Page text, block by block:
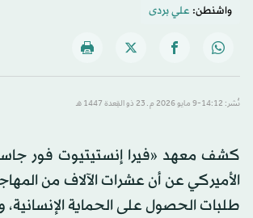
واشنطن: علي بردى
نُشر: 14:12-9 مايو 2026 م ـ 23 ذو القِعدة 1447 هـ
كشف معهد «فيرا إنستيتيوت فور
الأميركي عن أن عشرات الآلاف من
طلبات الحصول على الحماية الإنسانية،